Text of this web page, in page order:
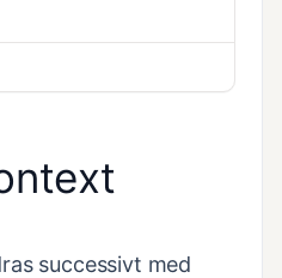
successivt med